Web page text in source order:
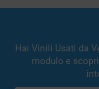
Hai Vinili Usati da
modulo e